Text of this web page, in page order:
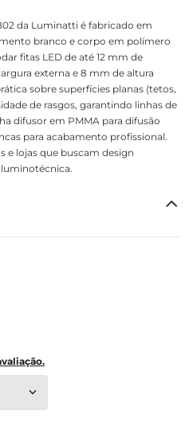
da Luminatti é fabricado em
branco e corpo em polímero
fitas LED de até 12 mm de
externa e 8 mm de altura
sobre superfícies planas (tetos,
de rasgos, garantindo linhas de
difusor em PMMA para difusão
para acabamento profissional.
e lojas que buscam design